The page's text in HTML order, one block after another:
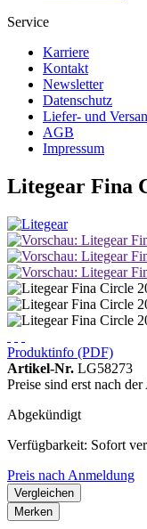
Service
Karriere
Kontakt
Newsletter
Datenschutz
Liefer- und
AGB
Impressum
Litegear Fina
Produktinfo (PDF)
Artikel-Nr. LG58273
Preise sind erst nach
Abgekündigt
Verfügbarkeit: Sofort
Preis nach Anmeldung
Vergleichen
Merken